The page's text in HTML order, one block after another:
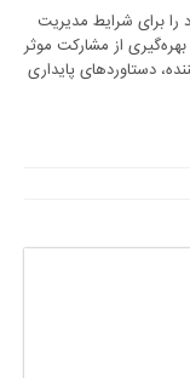
برای شرایط مدیریت
از مشارکت موثر
دستاوردهای پایداری